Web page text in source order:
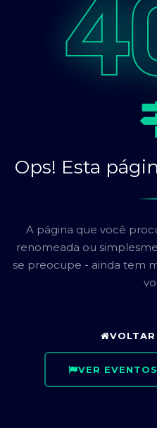
Ops! Esta
A página que você
renomeada ou
se preocupe - ainda tem
VER